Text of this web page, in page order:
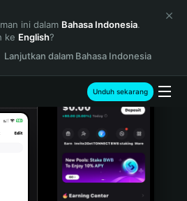
ini dalam Bahasa Indonesia.
ke English?
Lanjutkan dalam Bahasa Indonesia
Unduh sekarang